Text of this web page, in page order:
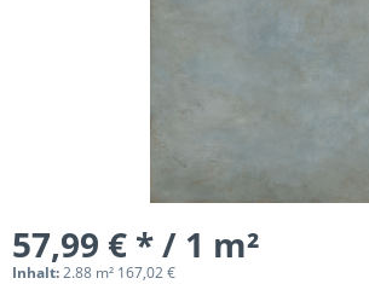
57,99 € * / 1 m²
Inhalt:2.88 m² 167,02 €